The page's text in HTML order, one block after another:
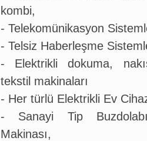
kombi,
- Telekomünikasyon
- Telsiz Haberleşme
- Elektrikli dokuma,
tekstil makinaları
- Her türlü Elektrikli Ev
- Sanayi Tip
Makinası,